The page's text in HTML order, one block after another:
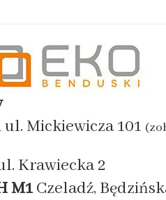
Mickiewicza 101
Krawiecka 2
M1Czeladź,